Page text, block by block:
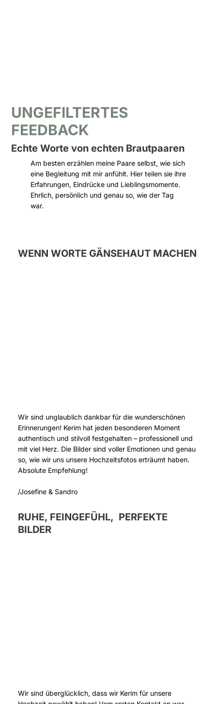
UNGEFILTERTES
FEEDBACK
Echte Worte von echten Brautpaaren
Am besten erzählen meine Paare selbst, wie sich
eine Begleitung mit mir anfühlt. Hier teilen sie ihre
Erfahrungen, Eindrücke und Lieblingsmomente.
Ehrlich, persönlich und genau so, wie der Tag
war.
WENN WORTE GÄNSEHAUT MACHEN
Wir sind unglaublich dankbar für die wunderschönen
Erinnerungen! Kerim hat jeden besonderen Moment
authentisch und stilvoll festgehalten – professionell und
mit viel Herz. Die Bilder sind voller Emotionen und genau
so, wie wir uns unsere Hochzeitsfotos erträumt haben.
Absolute Empfehlung!
/Josefine & Sandro
RUHE, FEINGEFÜHL, PERFEKTE
BILDER
Wir sind überglücklich, dass wir Kerim für unsere